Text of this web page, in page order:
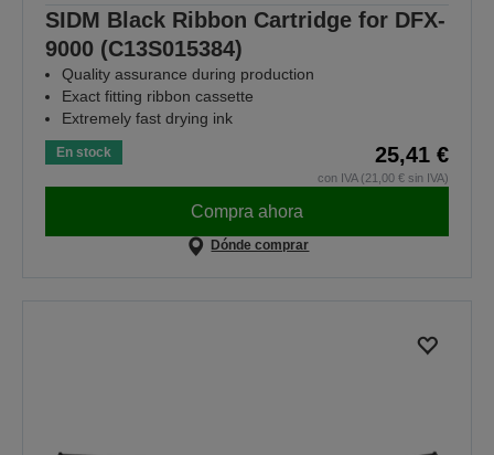
SIDM Black Ribbon Cartridge for DFX-
9000 (C13S015384)
Quality assurance during production
Exact fitting ribbon cassette
Extremely fast drying ink
En stock 25,41 €
con IVA (21,00 € sin IVA)
Compra ahora
Dónde comprar